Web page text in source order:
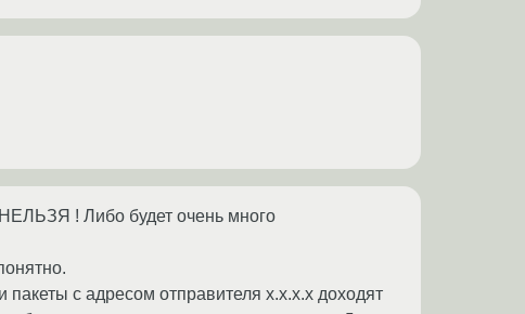
! Либо будет очень много
с адресом отправителя x.x.x.x доходят